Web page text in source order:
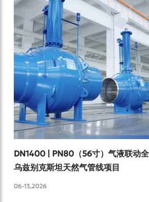
DN1400 | PN80（56寸）气液联动
乌兹别克斯坦天然气管线项目
06-13,2026